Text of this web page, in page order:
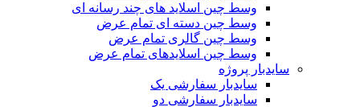
وسط چین اسلاید های چند رسانه ای
وسط چین دسته ای تمام عرض
وسط چین گالری تمام عرض
وسط چین اسلایدهای تمام عرض
سایدبار پروژه
سایدبار سفارشی یک
سایدبار سفارشی دو